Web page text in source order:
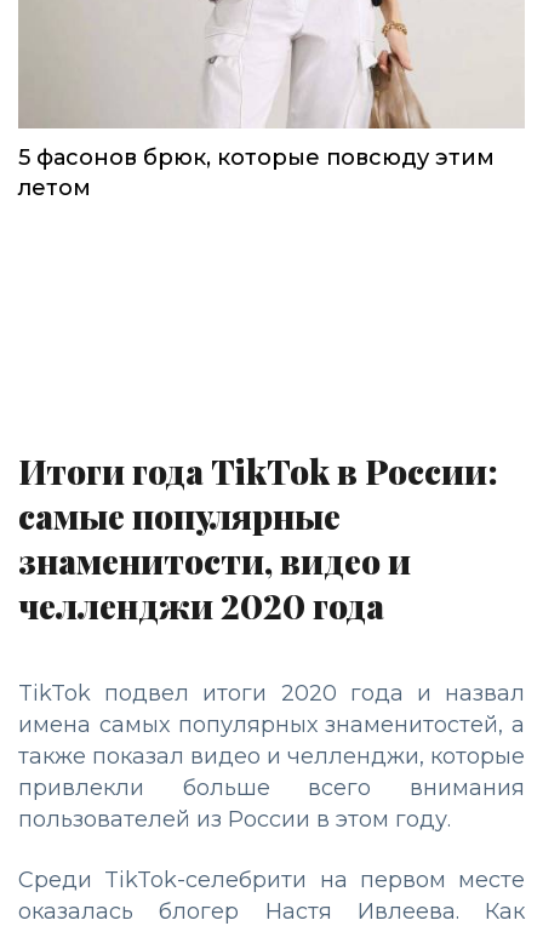
5 фасонов брюк, которые повсюду этим
летом
Итоги года TikTok в России:
самые популярные
знаменитости, видео и
челленджи 2020 года
TikTok подвел итоги 2020 года и назвал
имена самых популярных знаменитостей, а
также показал видео и челленджи, которые
привлекли больше всего внимания
пользователей из России в этом году.
Среди TikTok-селебрити на первом месте
оказалась блогер Настя Ивлеева. Как